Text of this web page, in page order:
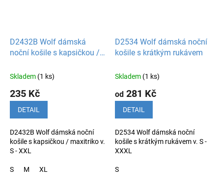
D2432B Wolf dámská
noční košile s kapsičkou /
Skladem (1 ks)
235 Kč
DETAIL
D2432B Wolf dámská noční
košile s kapsičkou / maxitriko v.
S - XXL
S M XL
D2534 Wolf dámská noční
košile s krátkým rukávem
Skladem (1 ks)
od 281 Kč
DETAIL
D2534 Wolf dámská noční
košile s krátkým rukávem v. S -
XXXL
S